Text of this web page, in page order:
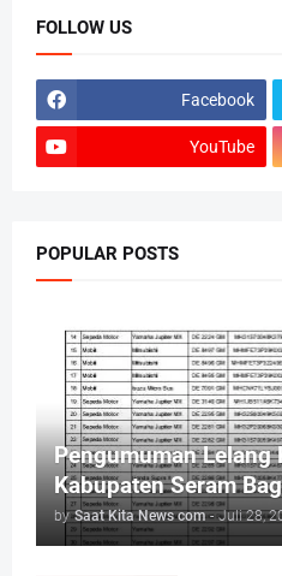
FOLLOW US
Facebook
YouTube
POPULAR POSTS
Pengumuman Lelang
Kabupaten Seram
by Saat Kita News com - Juli 28,